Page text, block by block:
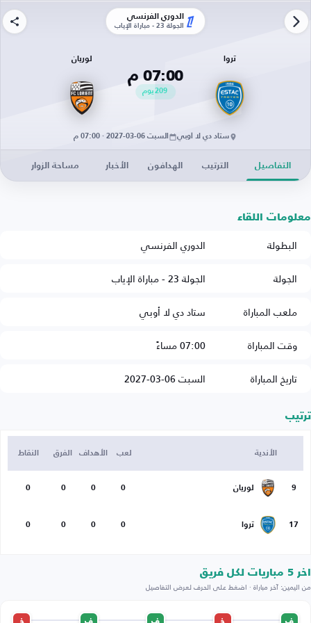
الدوري الفرنسي
الجولة 23 - مباراة الإياب
تروا
07:00 م
209يوم
لوريان
ستاد دي لا أوبي السبت 06-03-2027 · 07:00 م
التفاصيل الترتيب الهدافون الأخبار مساحة الزوار
معلومات اللقاء
البطولة
الدوري الفرنسي
الجولة
الجولة 23 - مباراة الإياب
ملعب المباراة
ستاد دي لا أوبي
وقت المباراة
07:00 مساءً
تاريخ المباراة
السبت 06-03-2027
ترتيب
الأندية لعب الأهداف الفرق النقاط
9 لوريان 0
0
0
0
17 تروا 0
0
0
0
اخر 5 مباريات لكل فريق
من اليمين: آخر مباراة · اضغط على الحرف لعرض التفاصيل